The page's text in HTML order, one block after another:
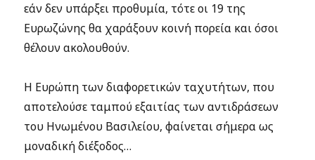
εάν δεν υπάρξει προθυμία, τότε οι 19 της
Ευρωζώνης θα χαράξουν κοινή πορεία και όσοι
θέλουν ακολουθούν.
Η Ευρώπη των διαφορετικών ταχυτήτων, που
αποτελούσε ταμπού εξαιτίας των αντιδράσεων
του Ηνωμένου Βασιλείου, φαίνεται σήμερα ως
μοναδική διέξοδος…